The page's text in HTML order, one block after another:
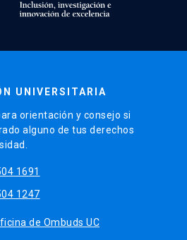
UNIVERSITARIA
orientación y consejo si
alguno de tus derechos
1691
1247
de Ombuds UC